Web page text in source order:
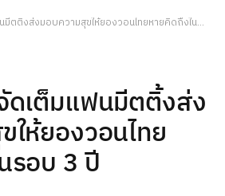
ติ้งส่งมอบความสุขให้ยองวอนไทยหายคิดถึงในรอบ 3 ปี
ดเต็มแฟนมีตติ้งส่ง
ให้ยองวอนไทย
รอบ 3 ปี